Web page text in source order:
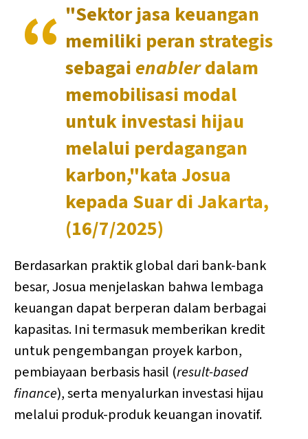
"Sektor jasa keuangan
memiliki peran strategis
sebagaienablerdalam
memobilisasi modal
untuk investasi hijau
melalui perdagangan
karbon,"kata Josua
kepada Suar di Jakarta,
(16/7/2025)
Berdasarkan praktik global dari bank-bank
besar, Josua menjelaskan bahwa lembaga
keuangan dapat berperan dalam berbagai
kapasitas. Ini termasuk memberikan kredit
untuk pengembangan proyek karbon,
pembiayaan berbasis hasil (result-based
finance), serta menyalurkan investasi hijau
melalui produk-produk keuangan inovatif.